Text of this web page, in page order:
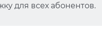
для всех абонентов.